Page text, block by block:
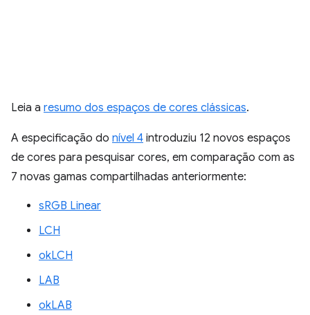
Leia a resumo dos espaços de cores clássicas.
A especificação do nível 4 introduziu 12 novos espaços
de cores para pesquisar cores, em comparação com as
7 novas gamas compartilhadas anteriormente:
sRGB Linear
LCH
okLCH
LAB
okLAB